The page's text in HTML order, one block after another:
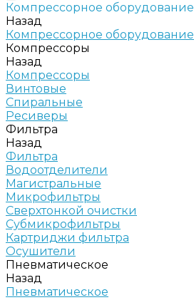
Компрессорное оборудование
Назад
Компрессорное оборудование
Компрессоры
Назад
Компрессоры
Винтовые
Спиральные
Ресиверы
Фильтра
Назад
Фильтра
Водоотделители
Магистральные
Микрофильтры
Сверхтонкой очистки
Субмикрофильтры
Картриджи фильтра
Осушители
Пневматическое
Назад
Пневматическое